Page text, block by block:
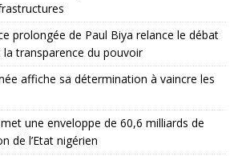
prolongée de Paul Biya relance le débat
transparence du pouvoir
affiche sa détermination à vaincre les
une enveloppe de 60,6 milliards de
de l’Etat nigérien